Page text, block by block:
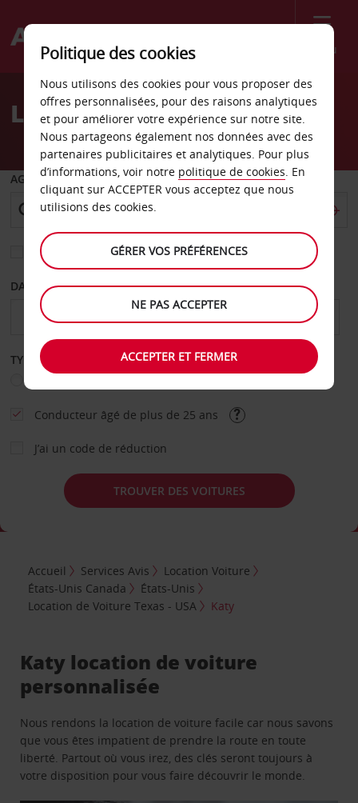
Menu
Welcome
AvisLocation de voiture Katy
AGENCE DE DÉPART
Sélectionnez une autre agence de retour
DATE DE DÉPART DATE DE RETOUR
TYPE DE LOCATION
Conducteur âgé de plus de 25 ans
J’ai un code de réduction
TROUVER DES VOITURES
Accueil Services Avis
Location Voiture
États-Unis Canada
États-Unis
Location de Voiture Texas - USA
Katy
Katy location de voiture
personnalisée
Nous rendons la location de voiture facile car nous savons
que vous êtes impatient de prendre la route en toute
liberté. Partout où vous irez, des clés seront toujours à
votre disposition pour vous faire découvrir le monde.
Politique des cookies
Nous utilisons des cookies pour vous proposer des
offres personnalisées, pour des raisons analytiques
et pour améliorer votre expérience sur notre site.
Nous partageons également nos données avec des
partenaires publicitaires et analytiques. Pour plus
d’informations, voir notre politique de cookies. En
cliquant sur ACCEPTER vous acceptez que nous
utilisions des cookies.
GÉRER VOS PRÉFÉRENCES
NE PAS ACCEPTER
ACCEPTER ET FERMER